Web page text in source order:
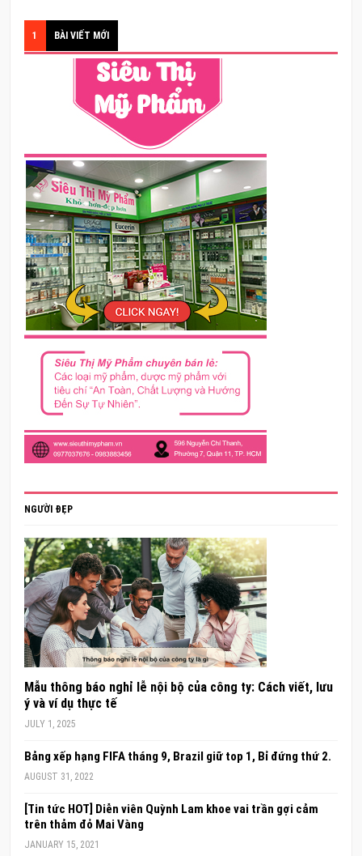
1 BÀI VIẾT MỚI
NGƯỜI ĐẸP
Mẫu thông báo nghỉ lễ nội bộ của công ty: Cách viết, lưu
ý và ví dụ thực tế
JULY 1, 2025
Bảng xếp hạng FIFA tháng 9, Brazil giữ top 1, Bỉ đứng thứ 2.
AUGUST 31, 2022
[Tin tức HOT] Diễn viên Quỳnh Lam khoe vai trần gợi cảm
trên thảm đỏ Mai Vàng
JANUARY 15, 2021